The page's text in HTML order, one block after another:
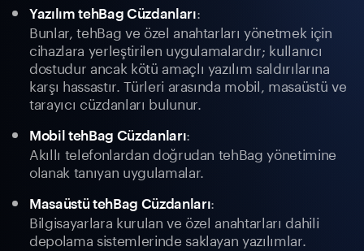
Yazılım tehBag Cüzdanları:
Bunlar, tehBag ve özel anahtarları yönetmek için
cihazlara yerleştirilen uygulamalardır; kullanıcı
dostudur ancak kötü amaçlı yazılım saldırılarına
karşı hassastır. Türleri arasında mobil, masaüstü ve
tarayıcı cüzdanları bulunur.
Mobil tehBag Cüzdanları:
Akıllı telefonlardan doğrudan tehBag yönetimine
olanak tanıyan uygulamalar.
Masaüstü tehBag Cüzdanları:
Bilgisayarlara kurulan ve özel anahtarları dahili
depolama sistemlerinde saklayan yazılımlar.